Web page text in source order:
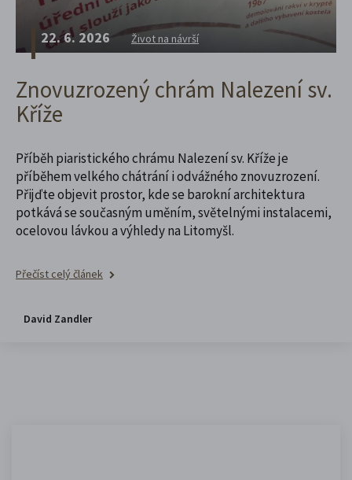
22. 6. 2026 Život na návrší
Znovuzrozený chrám Nalezení sv.
Kříže
Příběh piaristického chrámu Nalezení sv. Kříže je
příběhem velkého chátrání i odvážného znovuzrození.
Přijďte objevit prostor, kde se barokní architektura
potkává se současným uměním, světelnými instalacemi,
ocelovou lávkou a výhledy na Litomyšl.
Přečíst celý článek
David Zandler